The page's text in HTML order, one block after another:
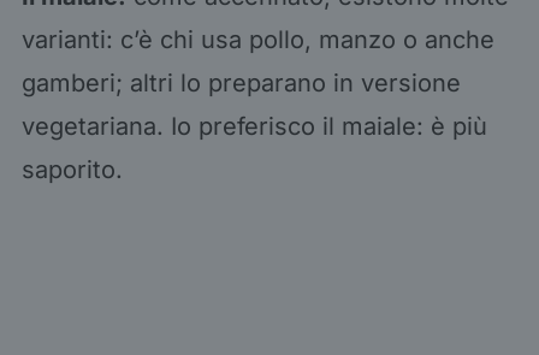
varianti: c’è chi usa pollo, manzo o anche
gamberi; altri lo preparano in versione
vegetariana. Io preferisco il maiale: è più
saporito.